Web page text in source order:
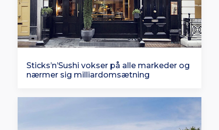
Sticks’n’Sushi vokser på alle markeder og
nærmer sig milliardomsætning